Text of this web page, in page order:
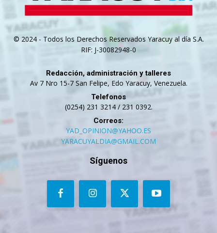
© 2024 - Todos los Derechos Reservados Yaracuy al día S.A.
RIF: J-30082948-0
Redacción, administración y talleres
Av 7 Nro 15-7 San Felipe, Edo Yaracuy, Venezuela.
Telefonos
(0254) 231 3214 / 231 0392.
Correos:
YAD_OPINION@YAHOO.ES
YARACUYALDIA@GMAIL.COM
Síguenos